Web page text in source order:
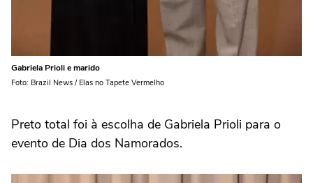
Gabriela Prioli e marido
Foto: Brazil News / Elas no Tapete Vermelho
Preto total foi à escolha de Gabriela Prioli para o
evento de Dia dos Namorados.